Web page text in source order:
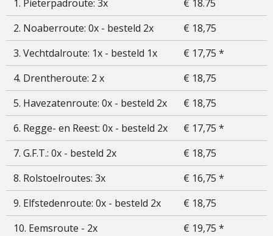
1. Pieterpadroute: 3x
€ 18.75
2. Noaberroute: 0x - besteld 2x
€ 18,75
3. Vechtdalroute: 1x - besteld 1x
€ 17,75 *
4. Drentheroute: 2 x
€ 18,75
5. Havezatenroute: 0x - besteld 2x
€ 18,75
6. Regge- en Reest: 0x - besteld 2x
€ 17,75 *
7. G.F.T.: 0x - besteld 2x
€ 18,75
8. Rolstoelroutes: 3x
€ 16,75 *
9. Elfstedenroute: 0x - besteld 2x
€ 18,75
10. Eemsroute - 2x
€ 19,75 *